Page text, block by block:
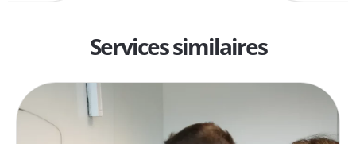
Services similaires